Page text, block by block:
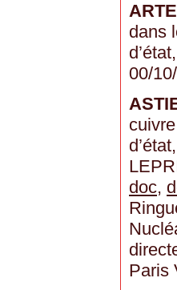
dans
00/
doc,
Paris